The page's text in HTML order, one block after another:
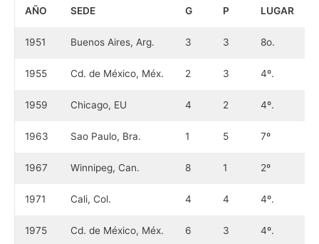
AÑO SEDE G P LUGAR
1951 Buenos Aires, Arg. 3 3 8o.
1955 Cd. de México, Méx. 2 3 4º.
1959 Chicago, EU 4 2 4º.
1963 Sao Paulo, Bra. 1 5 7º
1967 Winnipeg, Can. 8 1 2º
1971 Cali, Col. 4 4 4º.
1975 Cd. de México, Méx. 6 3 4º.